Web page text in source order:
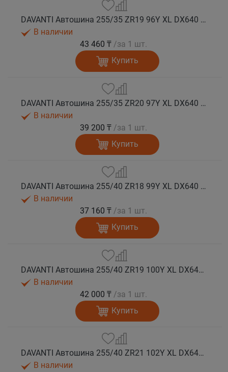
DAVANTI Автошина 255/35 ZR19 96Y XL DX640 RPR лето (Таиланд)
В наличии
43 460 ₸ /за 1 шт.
Купить
DAVANTI Автошина 255/35 ZR20 97Y XL DX640 RPR лето
В наличии
39 200 ₸ /за 1 шт.
Купить
DAVANTI Автошина 255/40 ZR18 99Y XL DX640 RPR лето (Таиланд)
В наличии
37 160 ₸ /за 1 шт.
Купить
DAVANTI Автошина 255/40 ZR19 100Y XL DX640 RPR лето
В наличии
42 000 ₸ /за 1 шт.
Купить
DAVANTI Автошина 255/40 ZR21 102Y XL DX640 RPR лето
В наличии